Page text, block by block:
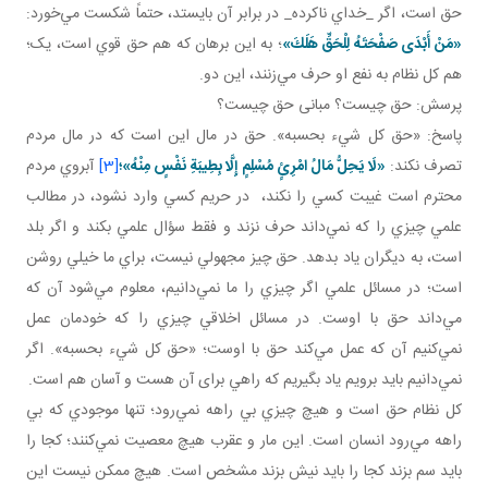
حق است، اگر _خداي ناکرده_ در برابر آن بايستد، حتماً شکست مي‌خورد:
«مَنْ أَبْدَى صَفْحَتَهُ لِلْحَقِّ هَلَكَ»؛ به اين برهان که هم حق قوي است، يک؛
هم کل نظام به نفع او حرف مي‌زنند، اين دو.
پرسش: حق چيست؟ مبانی حق چيست؟
پاسخ: «حق کل شيء بحسبه». حق در مال اين است که در مال مردم
تصرف نکند: «لَا يَحِلُّ مَالُ امْرِئٍ مُسْلِمٍ إِلَّا بِطِيبَةِ نَفْسٍ مِنْهُ»؛[3]
آبروي مردم
محترم است غيبت کسي را نکند، در حريم کسي وارد نشود، در مطالب
علمي چيزي را که نمي‌داند حرف نزند و فقط سؤال علمي بکند و اگر بلد
است، به ديگران ياد بدهد. حق چيز مجهولي نيست، براي ما خيلي روشن
است؛ در مسائل علمي اگر چيزي را ما نمي‌دانيم، معلوم مي‌شود آن که
مي‌داند حق با اوست. در مسائل اخلاقي چيزي را که خودمان عمل
نمي‌کنيم آن که عمل مي‌کند حق با اوست؛ «حق کل شيء بحسبه». اگر
نمي‌دانيم بايد برويم ياد بگيريم که راهي برای آن هست و آسان‌ هم است.
کل نظام حق است و هيچ چيزي بي راهه نمي‌رود؛ تنها موجودي که بي
راهه مي‌رود انسان است. اين مار و عقرب هيچ معصيت نمي‌کنند؛ کجا را
بايد سم بزند کجا را بايد نيش بزند مشخص است. هيچ ممکن نيست اين